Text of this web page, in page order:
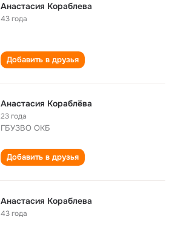
Анастасия Кораблева
43 года
Добавить в друзья
Анастасия Кораблёва
23 года
ГБУЗВО ОКБ
Добавить в друзья
Анастасия Кораблева
43 года